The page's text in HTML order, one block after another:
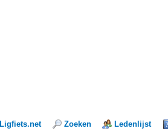
Ligfiets.net Zoeken Ledenlijst